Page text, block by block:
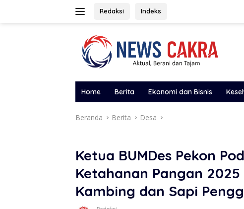
Redaksi Indeks
Home Berita Ekonomi dan Bisnis
Beranda Berita Desa
Ketua BUMDes Pekon
Ketahanan Pangan
Kambing dan Sapi